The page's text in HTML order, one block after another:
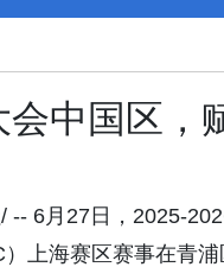
中国区，
-- 6月27日，2025-
上海赛区赛事在青